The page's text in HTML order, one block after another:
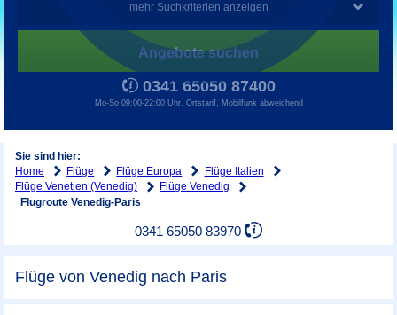
mehr Suchkriterien anzeigen
Angebote suchen
0341 65050 87400
Mo-So 09:00-22:00 Uhr, Ortstarif, Mobilfunk abweichend
Sie sind hier:
Home
Flüge Flüge Europa
Flüge Italien
Flüge Venetien (Venedig)
Flüge Venedig
Flugroute Venedig-Paris
0341 65050 83970
Flüge von Venedig nach Paris